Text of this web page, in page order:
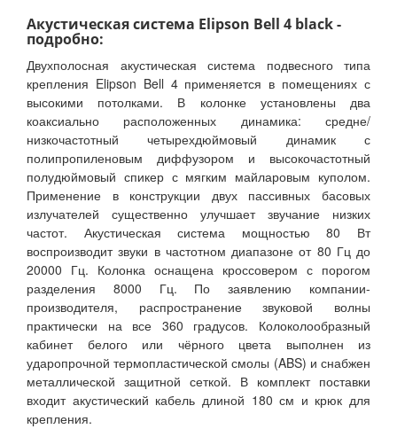
Акустическая система Elipson Bell 4 black -
подробно:
Двухполосная акустическая система подвесного типа
крепления Elipson Bell 4 применяется в помещениях с
высокими потолками. В колонке установлены два
коаксиально расположенных динамика: средне/
низкочастотный четырехдюймовый динамик с
полипропиленовым диффузором и высокочастотный
полудюймовый спикер с мягким майларовым куполом.
Применение в конструкции двух пассивных басовых
излучателей существенно улучшает звучание низких
частот. Акустическая система мощностью 80 Вт
воспроизводит звуки в частотном диапазоне от 80 Гц до
20000 Гц. Колонка оснащена кроссовером с порогом
разделения 8000 Гц. По заявлению компании-
производителя, распространение звуковой волны
практически на все 360 градусов. Колоколообразный
кабинет белого или чёрного цвета выполнен из
ударопрочной термопластической смолы (ABS) и снабжен
металлической защитной сеткой. В комплект поставки
входит акустический кабель длиной 180 см и крюк для
крепления.